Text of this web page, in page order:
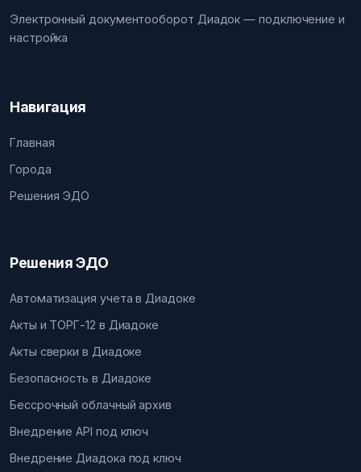
Электронный документооборот Диадок — подключение и
настройка
Навигация
Главная
Города
Решения ЭДО
Решения ЭДО
Автоматизация учета в Диадоке
Акты и ТОРГ-12 в Диадоке
Акты сверки в Диадоке
Безопасность в Диадоке
Бессрочный облачный архив
Внедрение API под ключ
Внедрение Диадока под ключ